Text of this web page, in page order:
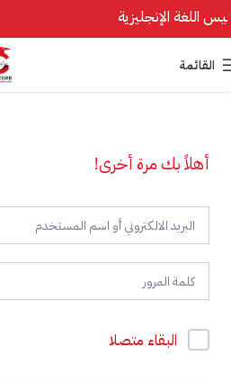
القائمة
أهلاً بك مرة أخرى!
البقاء متصلا